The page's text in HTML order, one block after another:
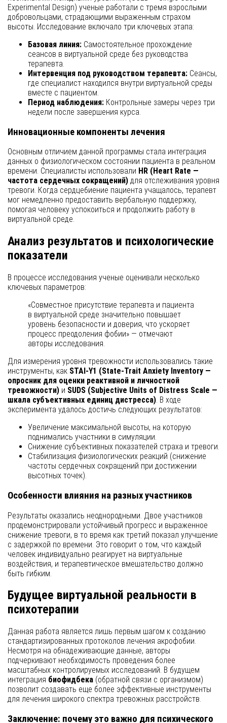
Experimental Design) ученые работали с тремя взрослыми
добровольцами, страдающими выраженным страхом
высоты. Исследование включало три ключевых этапа:
Базовая линия: Самостоятельное прохождение
сеансов в виртуальной среде без руководства
терапевта.
Интервенция под руководством терапевта: Сеансы,
где специалист находился внутри виртуальной среды
вместе с пациентом.
Период наблюдения: Контрольные замеры через три
недели после завершения курса.
Инновационные компоненты лечения
Основным отличием данной программы стала интеграция
данных о физиологическом состоянии пациента в реальном
времени. Специалисты использовали HR (Heart Rate —
частота сердечных сокращений) для отслеживания уровня
тревоги. Когда сердцебиение пациента учащалось, терапевт
мог немедленно предоставить вербальную поддержку,
помогая человеку успокоиться и продолжить работу в
виртуальной среде.
Анализ результатов и психологические
показатели
В процессе исследования ученые оценивали несколько
ключевых параметров:
«Совместное присутствие терапевта и пациента
в виртуальной среде значительно повышает
уровень безопасности и доверия, что ускоряет
процесс преодоления фобии» — отмечают
авторы исследования.
Для измерения уровня тревожности использовались такие
инструменты, как STAI-Y1 (State-Trait Anxiety Inventory —
опросник для оценки реактивной и личностной
тревожности) и SUDS (Subjective Units of Distress Scale —
шкала субъективных единиц дистресса). В ходе
эксперимента удалось достичь следующих результатов:
Увеличение максимальной высоты, на которую
поднимались участники в симуляции.
Снижение субъективных показателей страха и тревоги.
Стабилизация физиологических реакций (снижение
частоты сердечных сокращений при достижении
высотных точек).
Особенности влияния на разных участников
Результаты оказались неоднородными. Двое участников
продемонстрировали устойчивый прогресс и выраженное
снижение тревоги, в то время как третий показал улучшение
с задержкой по времени. Это говорит о том, что каждый
человек индивидуально реагирует на виртуальные
воздействия, и терапевтическое вмешательство должно
быть гибким.
Будущее виртуальной реальности в
психотерапии
Данная работа является лишь первым шагом к созданию
стандартизированных протоколов лечения акрофобии.
Несмотря на обнадеживающие данные, авторы
подчеркивают необходимость проведения более
масштабных контролируемых исследований. В будущем
интеграция биофидбека (обратной связи с организмом)
позволит создавать еще более эффективные инструменты
для лечения широкого спектра тревожных расстройств.
Заключение: почему это важно для психического